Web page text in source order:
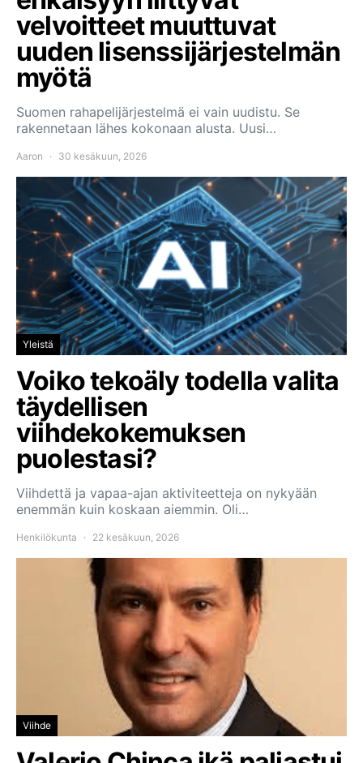
velvoitteet muuttuvat
uuden lisenssijärjestelmän
myötä
Suomen rahapelijärjestelmä ei vain uudistu. Se
rakennetaan lähes kokonaan alusta. Uusi…
Aaron 30 kesäkuun, 2026
Yleistä
Voiko tekoäly todella valita
täydellisen
viihdekokemuksen
puolestasi?
Viihdettä ja vapaa-ajan aktiviteetteja on nykyään
enemmän kuin koskaan aiemmin. Oli…
Henkilökunta 22 kesäkuun, 2026
Viihde